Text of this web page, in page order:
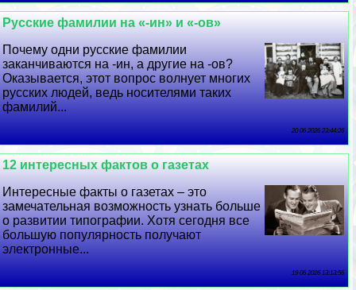
Русские фамилии на «-ин» и «-ов»
Почему одни русские фамилии
заканчиваются на -ин, а другие на -ов?
Оказывается, этот вопрос волнует многих
русских людей, ведь носителями таких
фамилий...
20 06 2026 23:44:26
12 интересных фактов о газетах
Интересные факты о газетах – это
замечательная возможность узнать больше
о развитии типографии. Хотя сегодня все
большую популярность получают
электронные...
19 06 2026 13:13:56